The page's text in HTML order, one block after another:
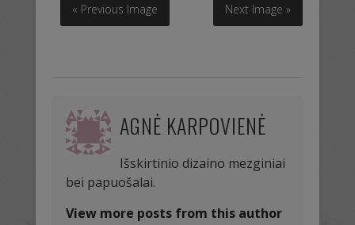
« Previous Image Next Image »
AGNĖ KARPOVIENĖ
Išskirtinio dizaino mezginiai
bei papuošalai.
View more posts from this author